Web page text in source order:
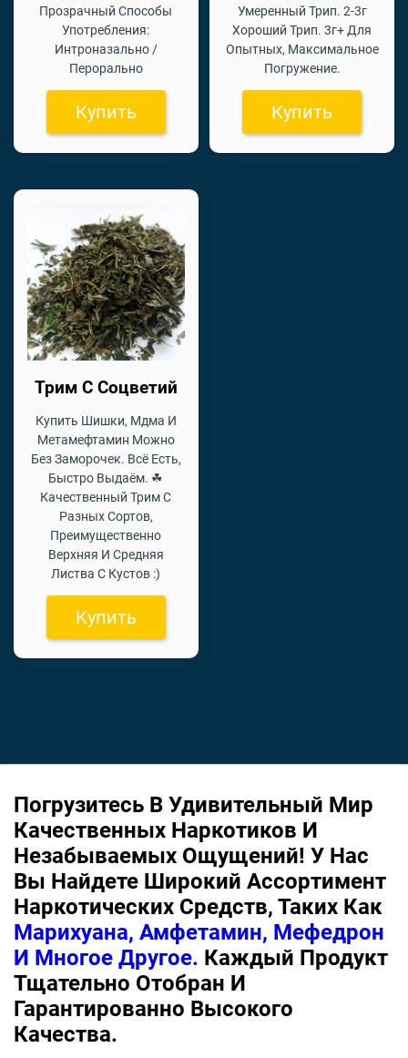
Прозрачный Способы
Употребления:
Интроназально /
Перорально
Купить
Умеренный Трип. 2-3г
Хороший Трип. 3г+ Для
Опытных, Максимальное
Погружение.
Купить
Трим С Соцветий
Купить Шишки, Мдма И
Метамефтамин Можно
Без Заморочек. Всё Есть,
Быстро Выдаём. ☘
Качественный Трим С
Разных Сортов,
Преимущественно
Верхняя И Средняя
Листва С Кустов :)
Купить
Погрузитесь В Удивительный Мир
Качественных Наркотиков И
Незабываемых Ощущений! У Нас
Вы Найдете Широкий Ассортимент
Наркотических Средств, Таких Как
Марихуана, Амфетамин, Мефедрон
И Многое Другое. Каждый Продукт
Тщательно Отобран И
Гарантированно Высокого
Качества.